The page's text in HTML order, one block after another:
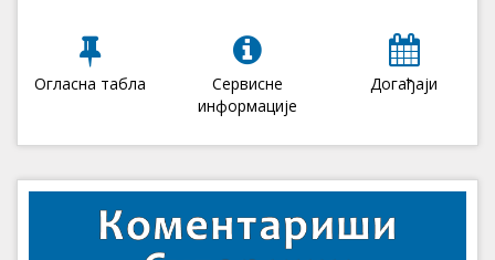
Огласна табла
Сервисне
информације
Догађаји